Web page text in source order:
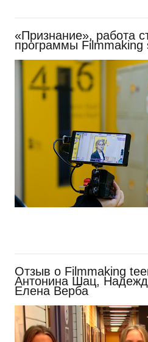
«Признание», работа
программы Filmmaking
Отзыв о Filmmaking
Антонина Шац,
Елена Верба